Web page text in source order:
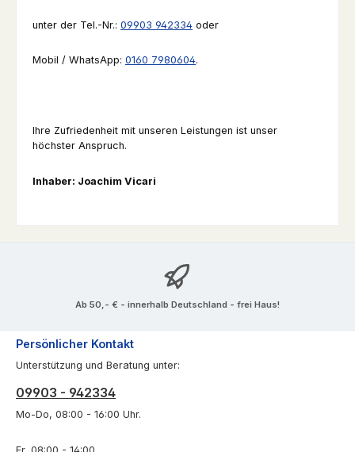
unter der Tel.-Nr.: 09903 942334 oder
Mobil / WhatsApp: 0160 7980604.
Ihre Zufriedenheit mit unseren Leistungen ist unser
höchster Anspruch.
Inhaber: Joachim Vicari
Ab 50,- € - innerhalb Deutschland - frei Haus!
Persönlicher Kontakt
Unterstützung und Beratung unter:
09903 - 942334
Mo-Do, 08:00 - 16:00 Uhr.